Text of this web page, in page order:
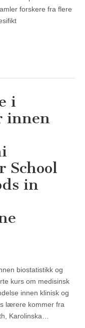
forskere fra flere
i
innen
School
in
biostatistikk og
kurs om medisinsk
innen klinisk og
lærere kommer fra
Karolinska…